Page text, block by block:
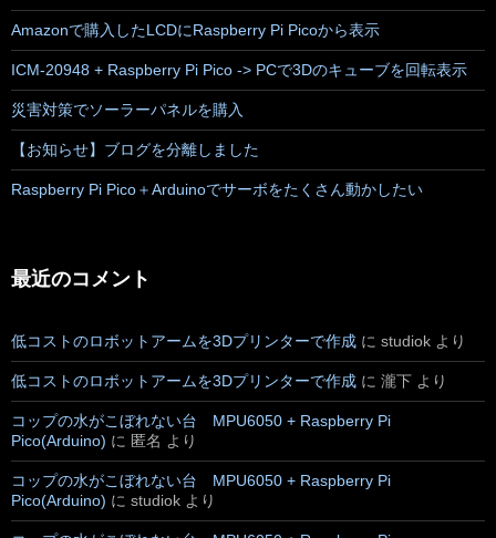
Amazonで購入したLCDにRaspberry Pi Picoから表示
ICM-20948 + Raspberry Pi Pico -> PCで3Dのキューブを回転表示
災害対策でソーラーパネルを購入
【お知らせ】ブログを分離しました
Raspberry Pi Pico＋Arduinoでサーボをたくさん動かしたい
最近のコメント
低コストのロボットアームを3Dプリンターで作成 に studiok より
低コストのロボットアームを3Dプリンターで作成 に 瀧下 より
コップの水がこぼれない台 MPU6050 + Raspberry Pi
Pico(Arduino) に 匿名 より
コップの水がこぼれない台 MPU6050 + Raspberry Pi
Pico(Arduino) に studiok より